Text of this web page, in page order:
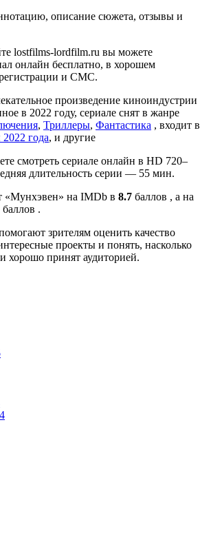
описание сюжета, отзывы и
lostfilms-lordfilm.ru вы можете
онлайн бесплатно, в хорошем
регистрации и СМС.
произведение киноиндустрии
в 2022 году, сериале снят в жанре
, Триллеры, Фантастика , входит в
года, и другие
смотреть сериале онлайн в HD 720–
длительность серии — 55 мин.
«Мунхэвен» на IMDb в 8.7 баллов , а на
баллов .
зрителям оценить качество
проекты и понять, насколько
хорошо принят аудиторией.